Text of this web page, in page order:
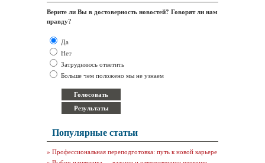
Верите ли Вы в достоверность новостей? Говорят ли нам
правду?
Да
Нет
Затрудняюсь ответить
Больше чем положено мы не узнаем
Популярные статьи
» Профессиональная переподготовка: путь к новой карьере